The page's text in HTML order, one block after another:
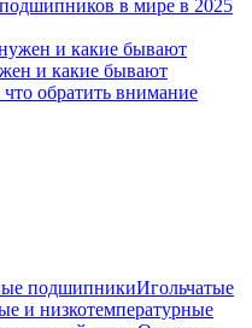
в мире в 2025
и какие бывают
обратить внимание
подшипникиИгольчатые
и низкотемпературные